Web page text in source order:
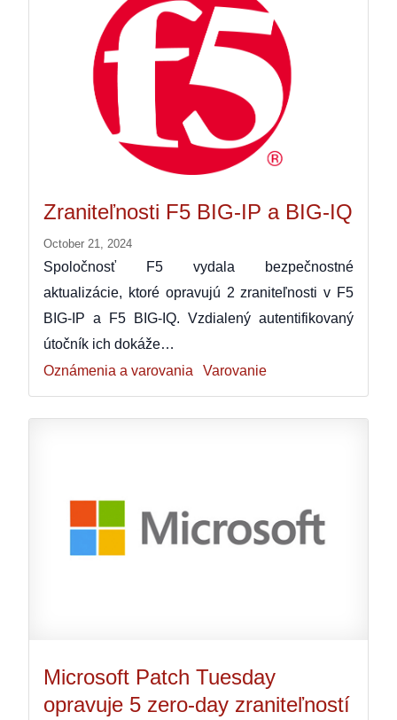
Zraniteľnosti F5 BIG-IP a BIG-IQ
October 21, 2024
Spoločnosť F5 vydala bezpečnostné
aktualizácie, ktoré opravujú 2 zraniteľnosti v F5
BIG-IP a F5 BIG-IQ. Vzdialený autentifikovaný
útočník ich dokáže…
Oznámenia a varovania
Varovanie
Microsoft Patch Tuesday
opravuje 5 zero-day zraniteľností